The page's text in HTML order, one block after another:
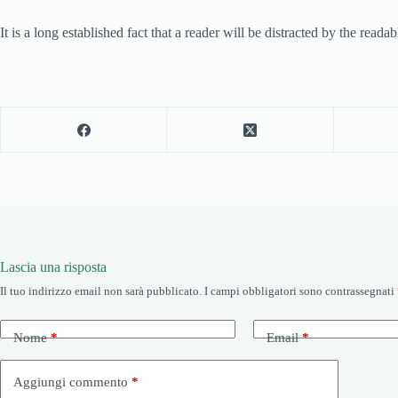
It is a long established fact that a reader will be distracted by the
Lascia una risposta
Il tuo indirizzo email non sarà pubblicato. I campi obbligatori sono contrassegnati
Nome* Email*
Aggiungi commento *